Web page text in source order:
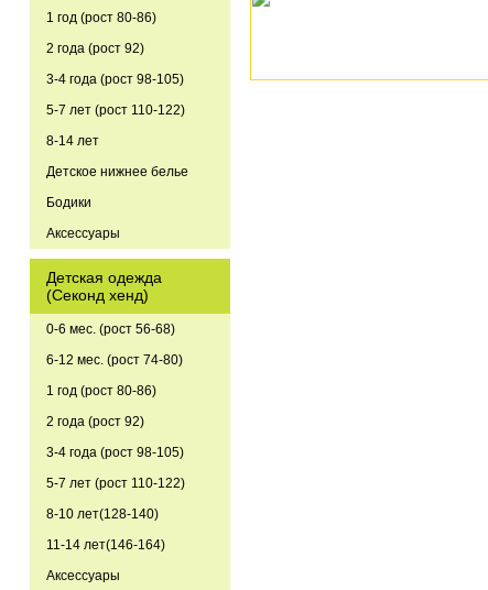
1 год (рост 80-86)
2 года (рост 92)
3-4 года (рост 98-105)
5-7 лет (рост 110-122)
8-14 лет
Детское нижнее белье
Бодики
Аксессуары
Детская одежда
(Секонд хенд)
0-6 мес. (рост 56-68)
6-12 мес. (рост 74-80)
1 год (рост 80-86)
2 года (рост 92)
3-4 года (рост 98-105)
5-7 лет (рост 110-122)
8-10 лет(128-140)
11-14 лет(146-164)
Аксессуары